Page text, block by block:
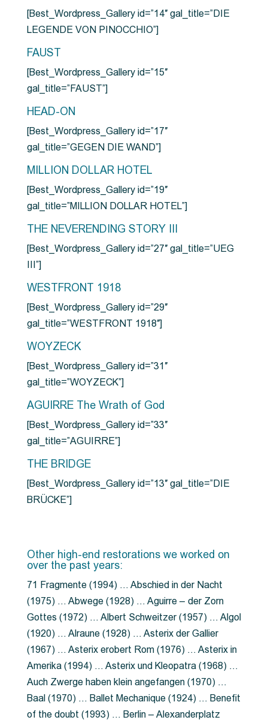
[Best_Wordpress_Gallery id=”14″ gal_title=”DIE
LEGENDE VON PINOCCHIO”]
FAUST
[Best_Wordpress_Gallery id=”15″
gal_title=”FAUST”]
HEAD-ON
[Best_Wordpress_Gallery id=”17″
gal_title=”GEGEN DIE WAND”]
MILLION DOLLAR HOTEL
[Best_Wordpress_Gallery id=”19″
gal_title=”MILLION DOLLAR HOTEL”]
THE NEVERENDING STORY III
[Best_Wordpress_Gallery id=”27″ gal_title=”UEG
III”]
WESTFRONT 1918
[Best_Wordpress_Gallery id=”29″
gal_title=”WESTFRONT 1918″]
WOYZECK
[Best_Wordpress_Gallery id=”31″
gal_title=”WOYZECK”]
AGUIRRE The Wrath of God
[Best_Wordpress_Gallery id=”33″
gal_title=”AGUIRRE”]
THE BRIDGE
[Best_Wordpress_Gallery id=”13″ gal_title=”DIE
BRÜCKE”]
Other high-end restorations we worked on
over the past years:
71 Fragmente (1994) … Abschied in der Nacht
(1975) … Abwege (1928) … Aguirre – der Zorn
Gottes (1972) … Albert Schweitzer (1957) … Algol
(1920) … Alraune (1928) … Asterix der Gallier
(1967) … Asterix erobert Rom (1976) … Asterix in
Amerika (1994) … Asterix und Kleopatra (1968) …
Auch Zwerge haben klein angefangen (1970) …
Baal (1970) … Ballet Mechanique (1924) … Benefit
of the doubt (1993) … Berlin – Alexanderplatz